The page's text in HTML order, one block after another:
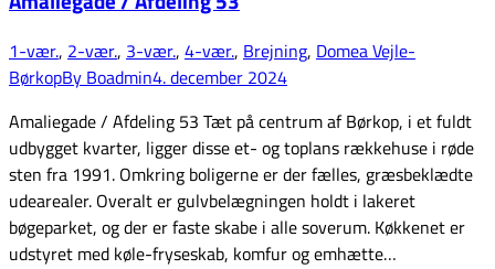
1-vær., 2-vær., 3-vær., 4-vær., Brejning, Domea Vejle-
BørkopBy Boadmin4. december 2024
Amaliegade / Afdeling 53 Tæt på centrum af Børkop, i et fuldt
udbygget kvarter, ligger disse et- og toplans rækkehuse i røde
sten fra 1991. Omkring boligerne er der fælles, græsbeklædte
udearealer. Overalt er gulvbelægningen holdt i lakeret
bøgeparket, og der er faste skabe i alle soverum. Køkkenet er
udstyret med køle-fryseskab, komfur og emhætte…